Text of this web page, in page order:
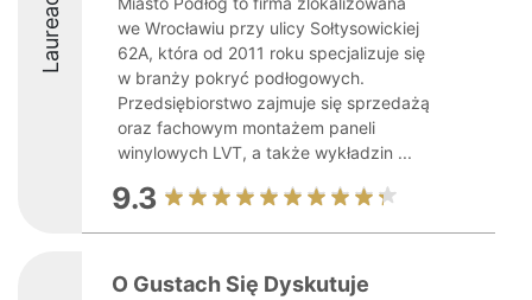
Laureaci
we Wrocławiu przy ulicy Sołtysowickiej
62A, która od 2011 roku specjalizuje się
w branży pokryć podłogowych.
Przedsiębiorstwo zajmuje się sprzedażą
oraz fachowym montażem paneli
winylowych LVT, a także wykładzin ...
9.3
O Gustach Się Dyskutuje